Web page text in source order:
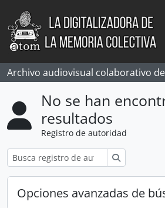
Skip to main content
Archivo audiovisual colaborativo
No se han
resultados
Registro de autoridad
Opciones avanzadas de